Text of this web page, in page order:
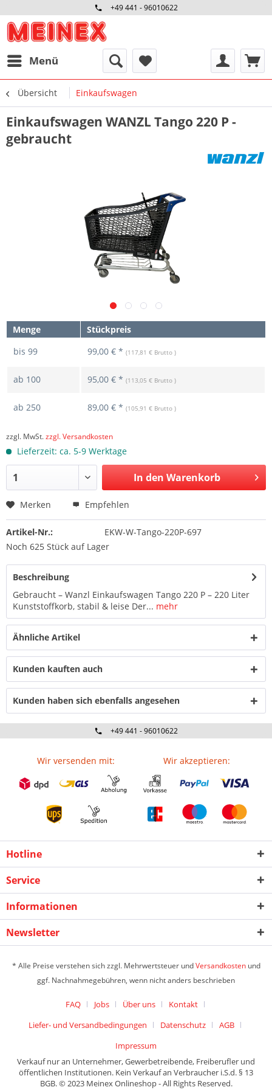
+49 441 - 96010622
Menü
Übersicht Einkaufswagen
Einkaufswagen WANZL Tango 220 P -
gebraucht
Menge
Stückpreis
bis 99 99,00 € * (117,81 € Brutto )
ab 100 95,00 € * (113,05 € Brutto )
ab 250 89,00 € * (105,91 € Brutto )
zzgl. MwSt.zzgl. Versandkosten
Lieferzeit: ca. 5-9 Werktage
In den Warenkorb
Merken Empfehlen
Artikel-Nr.:
EKW-W-Tango-220P-697
Noch 625 Stück auf Lager
Beschreibung
Gebraucht – Wanzl Einkaufswagen Tango 220 P – 220 Liter
Kunststoffkorb, stabil & leise Der... mehr
Ähnliche Artikel
Kunden kauften auch
Kunden haben sich ebenfalls angesehen
+49 441 - 96010622
Wir versenden mit: Wir akzeptieren:
Hotline
Service
Informationen
Newsletter
* Alle Preise verstehen sich zzgl. Mehrwertsteuer undVersandkostenund
ggf. Nachnahmegebühren, wenn nicht anders beschrieben
FAQ Jobs Über uns
Kontakt
Liefer- und Versandbedingungen
Datenschutz
AGB
Impressum
Verkauf nur an Unternehmer, Gewerbetreibende, Freiberufler und
öffentlichen Institutionen. Kein Verkauf an Verbraucher i.S.d. § 13
BGB. © 2023 Meinex Onlineshop - All Rights Reserved.